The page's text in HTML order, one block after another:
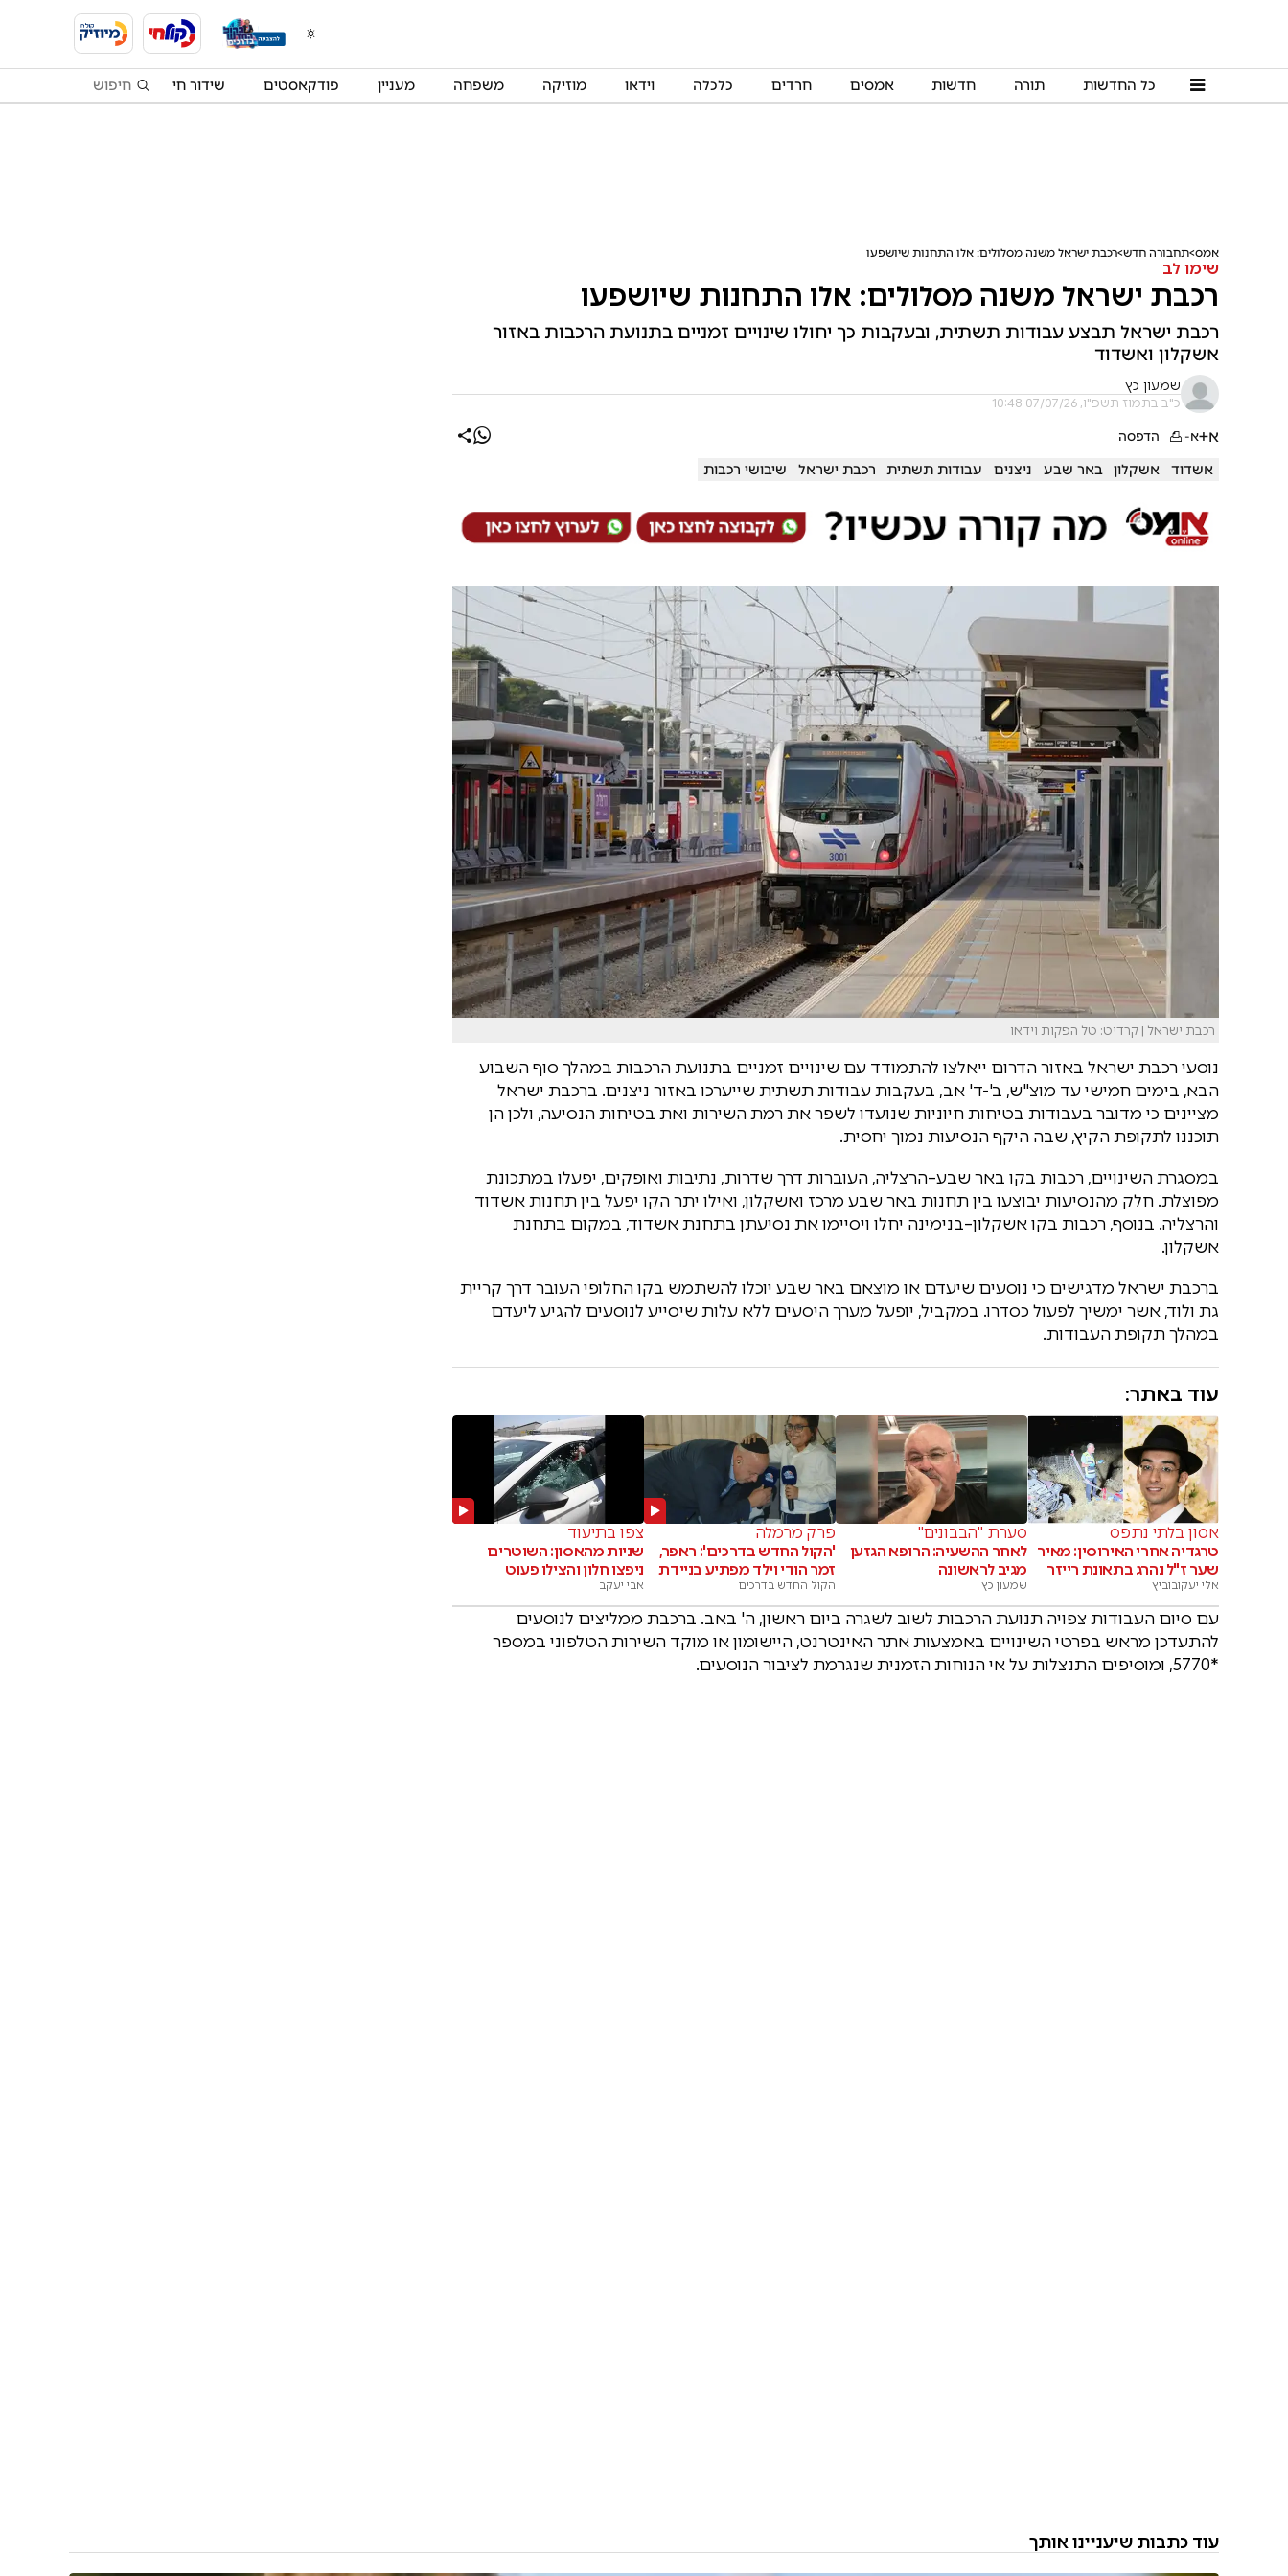
כל החדשות תורה חדשות אמסים חרדים כלכלה וידאו מוזיקה משפחה מעניין פודקאסטים שידור חי
אמס תחבורה חדש רכבת ישראל משנה מסלולים: אלו התחנות שיושפעו
שימו לב
רכבת ישראל משנה מסלולים: אלו התחנות שיושפעו
רכבת ישראל תבצע עבודות תשתית, ובעקבות כך יחולו שינויים זמניים בתנועת הרכבות באזור
אשקלון ואשדוד
שמעון כץ
כ"ב בתמוז תשפ"ו, 07/07/26 10:48
א+א- הדפסה
אשדוד אשקלון באר שבע ניצנים עבודות תשתית רכבת ישראל שיבושי רכבות
רכבת ישראל | קרדיט: טל הפקות וידאו
נוסעי רכבת ישראל באזור הדרום ייאלצו להתמודד עם שינויים זמניים בתנועת הרכבות במהלך סוף השבוע
הבא, בימים חמישי עד מוצ"ש, ב'-ד' אב, בעקבות עבודות תשתית שייערכו באזור ניצנים. ברכבת ישראל
מציינים כי מדובר בעבודות בטיחות חיוניות שנועדו לשפר את רמת השירות ואת בטיחות הנסיעה, ולכן הן
תוכננו לתקופת הקיץ, שבה היקף הנסיעות נמוך יחסית.
במסגרת השינויים, רכבות בקו באר שבע–הרצליה, העוברות דרך שדרות, נתיבות ואופקים, יפעלו במתכונת
מפוצלת. חלק מהנסיעות יבוצעו בין תחנות באר שבע מרכז ואשקלון, ואילו יתר הקו יפעל בין תחנות אשדוד
והרצליה. בנוסף, רכבות בקו אשקלון–בנימינה יחלו ויסיימו את נסיעתן בתחנת אשדוד, במקום בתחנת
אשקלון.
ברכבת ישראל מדגישים כי נוסעים שיעדם או מוצאם באר שבע יוכלו להשתמש בקו החלופי העובר דרך קריית
גת ולוד, אשר ימשיך לפעול כסדרו. במקביל, יופעל מערך היסעים ללא עלות שיסייע לנוסעים להגיע ליעדם
במהלך תקופת העבודות.
עוד באתר:
אסון בלתי נתפס
טרגדיה אחרי האירוסין: מאיר
שער ז"ל נהרג בתאונת רייזר
אלי יעקובוביץ
סערת "הבבונים"
לאחר ההשעיה: הרופא הגזען
מגיב לראשונה
שמעון כץ
פרק מרמלה
'הקול החדש בדרכים': ראפר,
זמר הודי וילד מפתיע בניידת
הקול החדש בדרכים
צפו בתיעוד
שניות מהאסון: השוטרים
ניפצו חלון והצילו פעוט
אבי יעקב
עם סיום העבודות צפויה תנועת הרכבות לשוב לשגרה ביום ראשון, ה' באב. ברכבת ממליצים לנוסעים
להתעדכן מראש בפרטי השינויים באמצעות אתר האינטרנט, היישומון או מוקד השירות הטלפוני במספר
*5770, ומוסיפים התנצלות על אי הנוחות הזמנית שנגרמת לציבור הנוסעים.
עוד כתבות שיעניינו אותך